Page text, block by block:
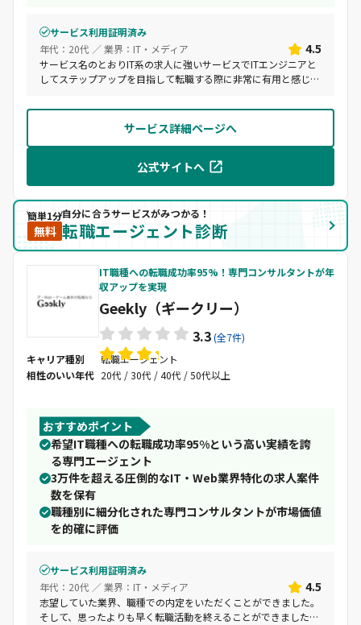
サービス利用証明済み
年代：20代 ／ 業界：IT・メディア
4.5
サービス名のとおりIT系の求人に強いサービスでITエンジニアと
してステップアップを目指して転職する際に非常に有用と感じ
線を揃えて転職活動することができた。
サービス詳細ページへ
公式サイトへ
簡単1分
無料
自分に合うサービスがみつかる！
転職エージェント診断
IT職種への転職成功率95%！専門コンサルタントが年
収アップを実現
Geekly（ギークリー）
3.3(全7件)
キャリア種別
転職エージェント
相性のいい年代 20代 / 30代 / 40代 / 50代以上
おすすめポイント
希望IT職種への転職成功率95%という高い実績を誇
る専門エージェント
3万件を超える圧倒的なIT・Web業界特化の求人案件
数を保有
職種別に細分化された専門コンサルタントが市場価値
を的確に評価
サービス利用証明済み
年代：20代 ／ 業界：IT・メディア
4.5
志望していた業界、職種での内定をいただくことができました。
そして、思ったよりも早く転職活動を終えることができました。